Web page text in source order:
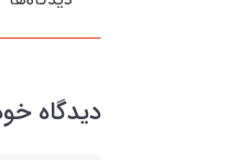
دیدگاه